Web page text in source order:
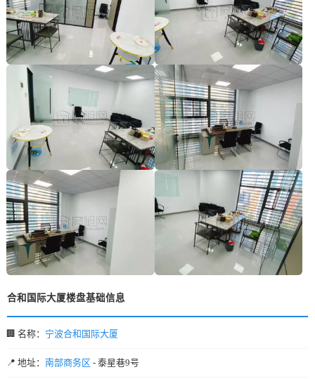
合和国际大厦楼盘基础信息
🏢 名称： 宁波合和国际大厦
📍 地址： 南部商务区 - 泰星巷9号